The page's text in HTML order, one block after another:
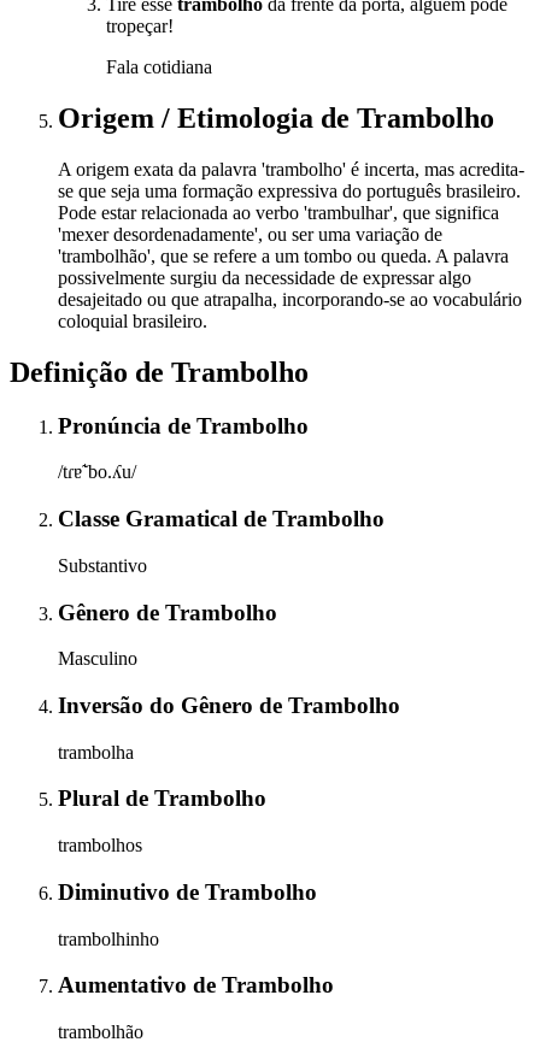
Tire esse trambolho da frente da porta, alguém pode
tropeçar!
Fala cotidiana
Origem / Etimologia de Trambolho
A origem exata da palavra 'trambolho' é incerta, mas acredita-
se que seja uma formação expressiva do português brasileiro.
Pode estar relacionada ao verbo 'trambulhar', que significa
'mexer desordenadamente', ou ser uma variação de
'trambolhão', que se refere a um tombo ou queda. A palavra
possivelmente surgiu da necessidade de expressar algo
desajeitado ou que atrapalha, incorporando-se ao vocabulário
coloquial brasileiro.
Definição de Trambolho
Pronúncia de Trambolho
/tɾɐ̃ˈbo.ʎu/
Classe Gramatical de Trambolho
Substantivo
Gênero de Trambolho
Masculino
Inversão do Gênero de Trambolho
trambolha
Plural de Trambolho
trambolhos
Diminutivo de Trambolho
trambolhinho
Aumentativo de Trambolho
trambolhão